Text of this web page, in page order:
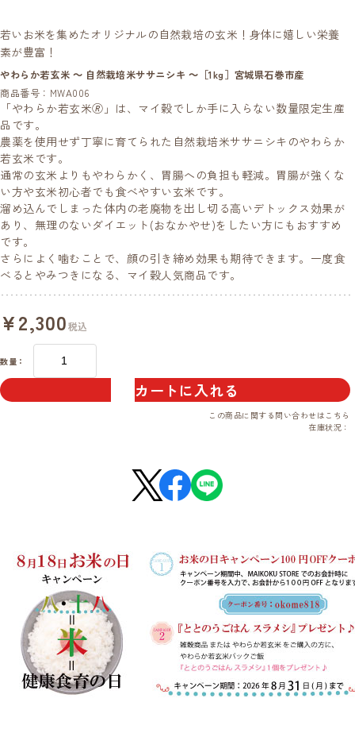
若いお米を集めたオリジナルの自然栽培の玄米！身体に嬉しい栄養
素が豊富！
やわらか若玄米 ～ 自然栽培米ササニシキ ～［1kg］宮城県石巻市産
商品番号：MWA006
「やわらか若玄米🄬」は、マイ穀でしか手に入らない数量限定生産
品です。
農薬を使用せず丁寧に育てられた自然栽培米ササニシキのやわらか
若玄米です。
通常の玄米よりもやわらかく、胃腸への負担も軽減。胃腸が強くな
い方や玄米初心者でも食べやすい玄米です。
溜め込んでしまった体内の老廃物を出し切る高いデトックス効果が
あり、無理のないダイエット(おなかやせ)をしたい方にもおすすめ
です。
さらによく噛むことで、顔の引き締め効果も期待できます。一度食
べるとやみつきになる、マイ穀人気商品です。
¥2,300税込
数量：
カートに入れる
この商品に関する問い合わせは こちら
在庫状況：